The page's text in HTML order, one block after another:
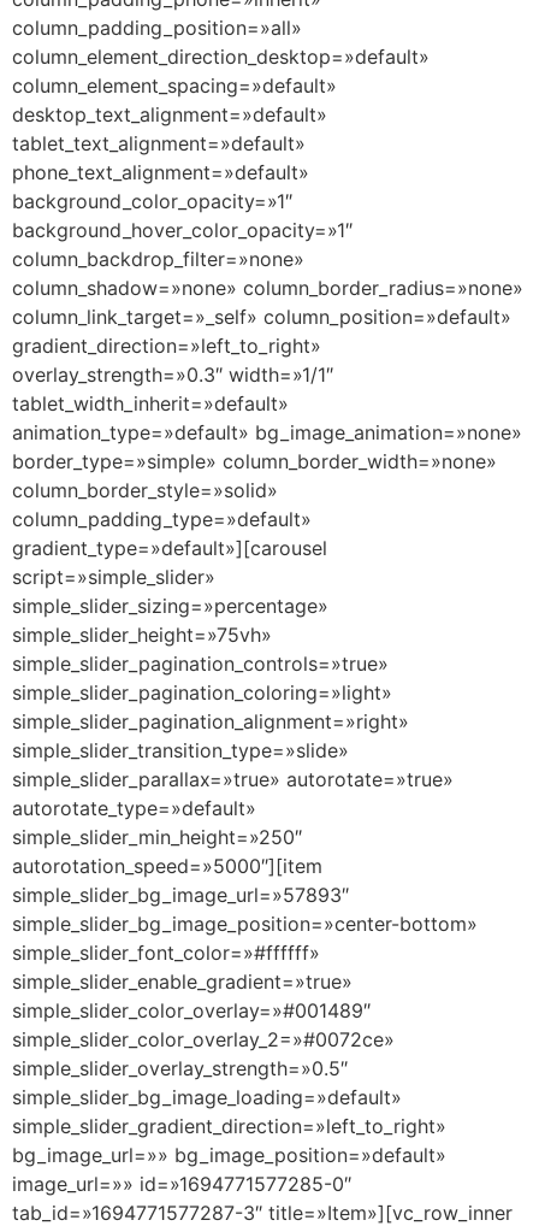
column_padding_position=»all»
column_element_direction_desktop=»default»
column_element_spacing=»default»
desktop_text_alignment=»default»
tablet_text_alignment=»default»
phone_text_alignment=»default»
background_color_opacity=»1″
background_hover_color_opacity=»1″
column_backdrop_filter=»none»
column_shadow=»none» column_border_radius=»none»
column_link_target=»_self» column_position=»default»
gradient_direction=»left_to_right»
overlay_strength=»0.3″ width=»1/1″
tablet_width_inherit=»default»
animation_type=»default» bg_image_animation=»none»
border_type=»simple» column_border_width=»none»
column_border_style=»solid»
column_padding_type=»default»
gradient_type=»default»][carousel
script=»simple_slider»
simple_slider_sizing=»percentage»
simple_slider_height=»75vh»
simple_slider_pagination_controls=»true»
simple_slider_pagination_coloring=»light»
simple_slider_pagination_alignment=»right»
simple_slider_transition_type=»slide»
simple_slider_parallax=»true» autorotate=»true»
autorotate_type=»default»
simple_slider_min_height=»250″
autorotation_speed=»5000″][item
simple_slider_bg_image_url=»57893″
simple_slider_bg_image_position=»center-bottom»
simple_slider_font_color=»#ffffff»
simple_slider_enable_gradient=»true»
simple_slider_color_overlay=»#001489″
simple_slider_color_overlay_2=»#0072ce»
simple_slider_overlay_strength=»0.5″
simple_slider_bg_image_loading=»default»
simple_slider_gradient_direction=»left_to_right»
bg_image_url=»» bg_image_position=»default»
image_url=»» id=»1694771577285-0″
tab_id=»1694771577287-3″ title=»Item»][vc_row_inner